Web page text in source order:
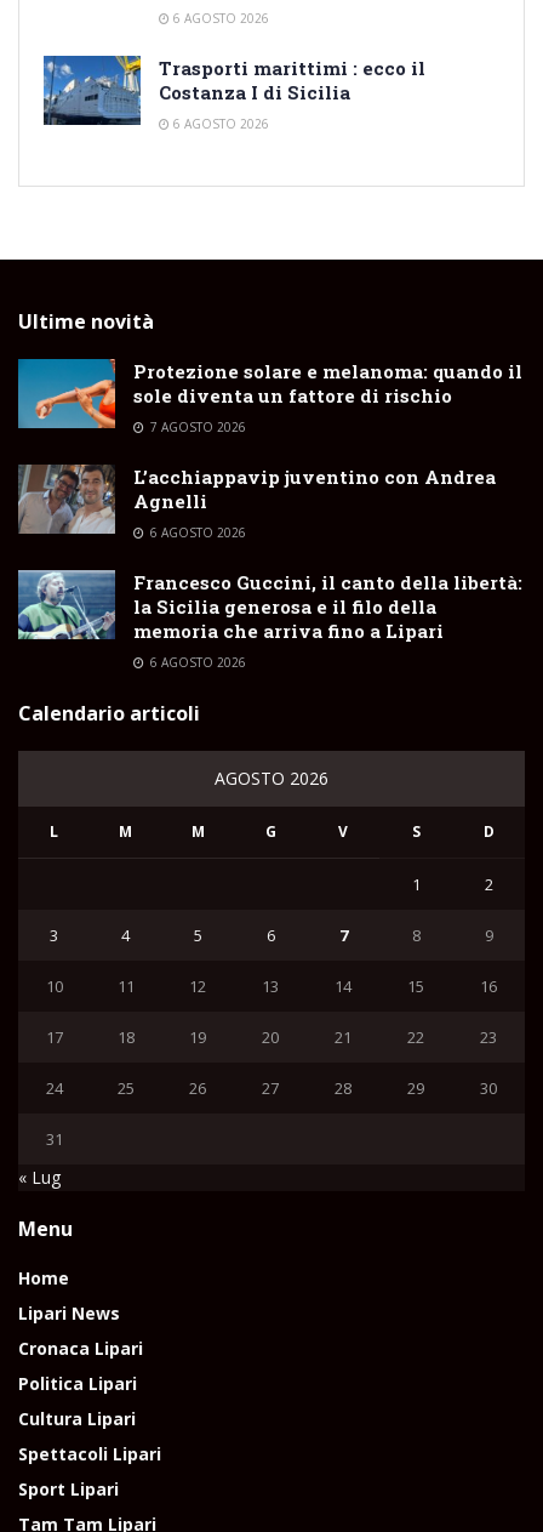
6 AGOSTO 2026
Trasporti marittimi : ecco il
Costanza I di Sicilia
6 AGOSTO 2026
Ultime novità
Protezione solare e melanoma: quando il
sole diventa un fattore di rischio
7 AGOSTO 2026
L’acchiappavip juventino con Andrea
Agnelli
6 AGOSTO 2026
Francesco Guccini, il canto della libertà:
la Sicilia generosa e il filo della
memoria che arriva fino a Lipari
6 AGOSTO 2026
Calendario articoli
AGOSTO 2026
L M M G V S D
1 2
3 4 5 6 7 8 9
10 11 12 13 14 15 16
17 18 19 20 21 22 23
24 25 26 27 28 29 30
31
« Lug
Menu
Home
Lipari News
Cronaca Lipari
Politica Lipari
Cultura Lipari
Spettacoli Lipari
Sport Lipari
Tam Tam Lipari